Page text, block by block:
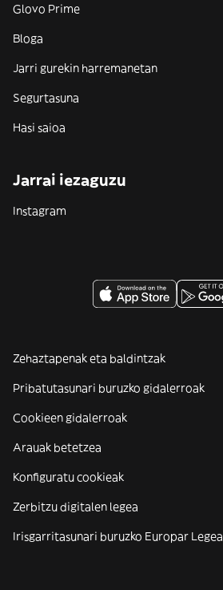
Glovo Prime
Bloga
Jarri gurekin harremanetan
Segurtasuna
Hasi saioa
Jarrai iezaguzu
Instagram
Zehaztapenak eta baldintzak
Pribatutasunari buruzko gidalerroak
Cookieen gidalerroak
Arauak betetzea
Konfiguratu cookieak
Zerbitzu digitalen legea
Irisgarritasunari buruzko Europar Legea